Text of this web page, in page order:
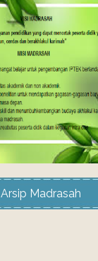
Arsip Madrasah